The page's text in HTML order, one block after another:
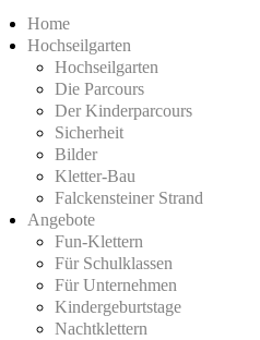
Home
Hochseilgarten
Hochseilgarten
Die Parcours
Der Kinderparcours
Sicherheit
Bilder
Kletter-Bau
Falckensteiner Strand
Angebote
Fun-Klettern
Für Schulklassen
Für Unternehmen
Kindergeburtstage
Nachtklettern